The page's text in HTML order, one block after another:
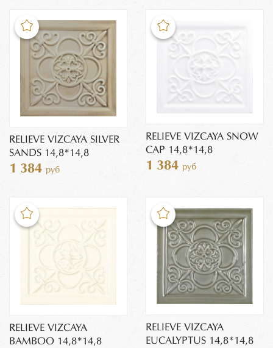
RELIEVE VIZCAYA SILVER
SANDS 14,8*14,8
1 384 руб
RELIEVE VIZCAYA SNOW
CAP 14,8*14,8
1 384 руб
RELIEVE VIZCAYA
BAMBOO 14,8*14,8
RELIEVE VIZCAYA
EUCALYPTUS 14,8*14,8